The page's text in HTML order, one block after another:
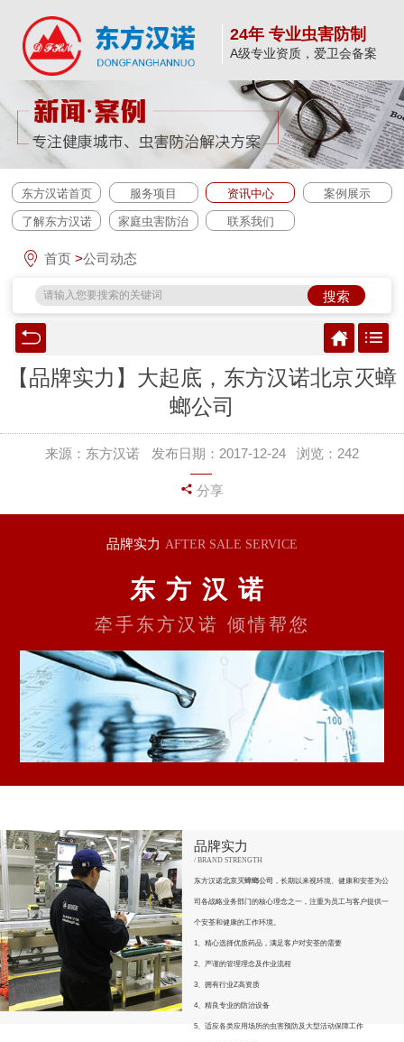
24年 专业虫害防制
A级专业资质，爱卫会备案
东方汉诺首页 服务项目 资讯中心 案例展示
了解东方汉诺 家庭虫害防治 联系我们
首页>公司动态
搜索
【品牌实力】大起底，东方汉诺北京灭蟑
螂公司
来源：东方汉诺 发布日期：2017-12-24 浏览： 242
分享
品牌实力 AFTER SALE SERVICE
东方汉诺
牵手东方汉诺 倾情帮您
品牌实力
/ BRAND STRENGTH
东方汉诺北京灭蟑螂公司 ，长期以来视环境、健康和安荃为公
司各战略业务 部门的核心理念之一，注重为员工与客户提供一
个安荃和健康的工作环境。
1、精心选择优质药品，满足客户对安荃的需要
2、严谨的管理理念及作业流程
3、拥有行业Z高资质
4、精良专业的防治设备
5、适应各类应用场所的虫害预防及大型活动保障工作